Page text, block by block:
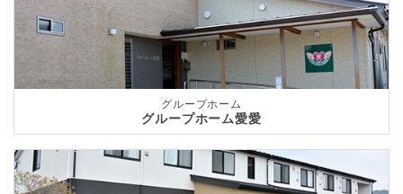
グループホーム
グループホーム愛愛